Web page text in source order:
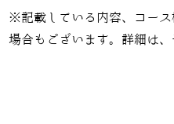
※記載している内容、コー
場合もございます。詳細は、